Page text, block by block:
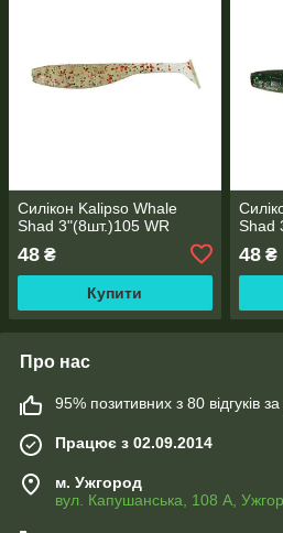
Силікон Kalipso Whale
Shad 3"(8шт.)105 WR
48 ₴
Купити
Shad
48₴
Про нас
95% позитивних з 80 відгуків за
Працює з 02.09.2014
м. Ужгород
вул. Капушанська, 108 А,